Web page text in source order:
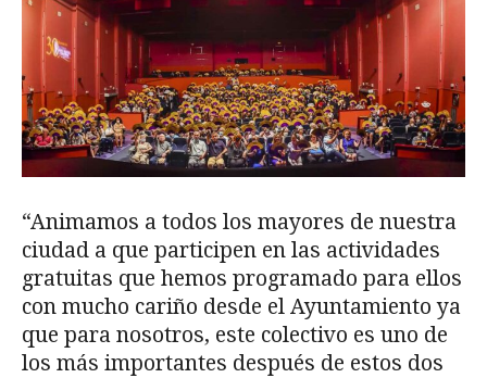
“Animamos a todos los mayores de nuestra
ciudad a que participen en las actividades
gratuitas que hemos programado para ellos
con mucho cariño desde el Ayuntamiento ya
que para nosotros, este colectivo es uno de
los más importantes después de estos dos